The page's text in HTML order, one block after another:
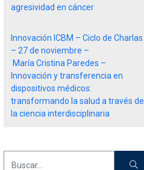
agresividad en cáncer
Innovación ICBM – Ciclo de Charlas
– 27 de noviembre –
María Cristina Paredes –
Innovación y transferencia en
dispositivos médicos:
transformando la salud a través de
la ciencia interdisciplinaria